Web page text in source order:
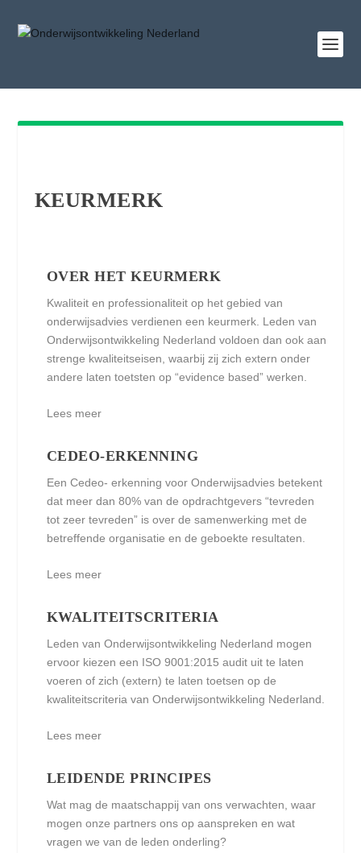
KEURMERK
OVER HET KEURMERK
Kwaliteit en professionaliteit op het gebied van
onderwijsadvies verdienen een keurmerk. Leden van
Onderwijsontwikkeling Nederland voldoen dan ook aan
strenge kwaliteitseisen, waarbij zij zich extern onder
andere laten toetsten op “evidence based” werken.
Lees meer
CEDEO-ERKENNING
Een Cedeo- erkenning voor Onderwijsadvies betekent
dat meer dan 80% van de opdrachtgevers “tevreden
tot zeer tevreden” is over de samenwerking met de
betreffende organisatie en de geboekte resultaten.
Lees meer
KWALITEITSCRITERIA
Leden van Onderwijsontwikkeling Nederland mogen
ervoor kiezen een ISO 9001:2015 audit uit te laten
voeren of zich (extern) te laten toetsen op de
kwaliteitscriteria van Onderwijsontwikkeling Nederland.
Lees meer
LEIDENDE PRINCIPES
Wat mag de maatschappij van ons verwachten, waar
mogen onze partners ons op aanspreken en wat
vragen we van de leden onderling?